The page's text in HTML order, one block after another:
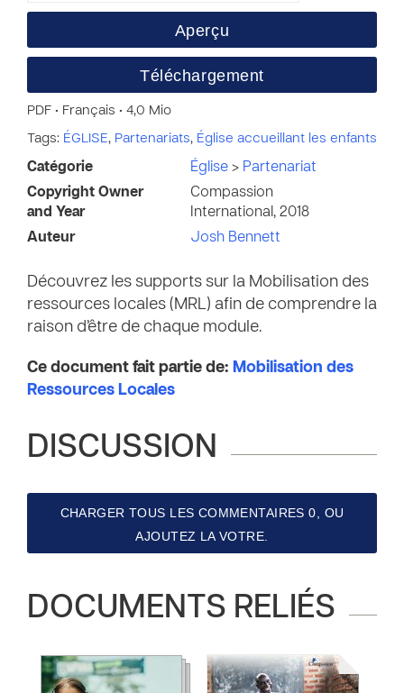
Aperçu
Téléchargement
PDF • Français • 4,0 Mio
Tags: ÉGLISE, Partenariats, Église accueillant les enfants
Catégorie Église > Partenariat
Copyright Owner
and Year
Compassion
International, 2018
Auteur
Josh Bennett
Découvrez les supports sur la Mobilisation des
ressources locales (MRL) afin de comprendre la
raison d’être de chaque module.
Ce document fait partie de: Mobilisation des
Ressources Locales
DISCUSSION
CHARGER TOUS LES COMMENTAIRES 0, OU
AJOUTEZ LA VOTRE.
DOCUMENTS RELIÉS